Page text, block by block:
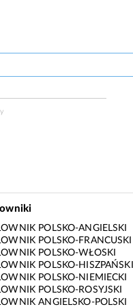
POLSKO-ANGIELSKI
POLSKO-FRANCUSKI
POLSKO-WŁOSKI
POLSKO-HISZPAŃSKI
POLSKO-NIEMIECKI
POLSKO-ROSYJSKI
ANGIELSKO-POLSKI